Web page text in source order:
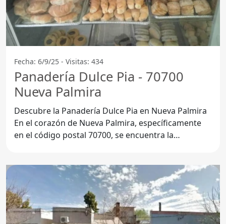
Fecha: 6/9/25 - Visitas: 434
Panadería Dulce Pia - 70700
Nueva Palmira
Descubre la Panadería Dulce Pia en Nueva Palmira
En el corazón de Nueva Palmira, específicamente
en el código postal 70700, se encuentra la